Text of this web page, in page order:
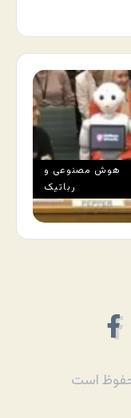
هوش مصنوعی و
رباتیک